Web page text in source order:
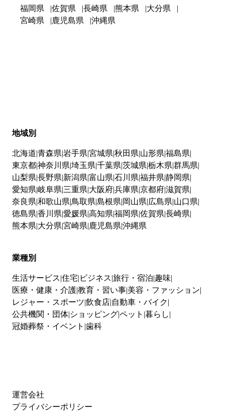
福岡県 佐賀県 長崎県 熊本県
大分県
宮崎県
鹿児島県 沖縄県
地域別
北海道 青森県 岩手県 宮城県 秋田県 山形県 福島県
東京都神奈川県 埼玉県 千葉県 茨城県 栃木県 群馬県
山梨県 長野県 新潟県 富山県 石川県 福井県 静岡県
愛知県 岐阜県 三重県 大阪府兵庫県 京都府滋賀県
奈良県 和歌山県 鳥取県 島根県 岡山県 広島県 山口県
徳島県 香川県 愛媛県 高知県 福岡県 佐賀県 長崎県
熊本県 大分県 宮崎県 鹿児島県 沖縄県
業種別
生活サービス 住宅 ビジネス 旅行・宿泊 趣味
医療・健康・介護教育・習い事 美容・ファッション
レジャー・スポーツ 飲食店 自動車・バイク
公共機関・団体 ショッピングペット 暮らし
冠婚葬祭・イベント 歯科
運営会社
プライバシーポリシー